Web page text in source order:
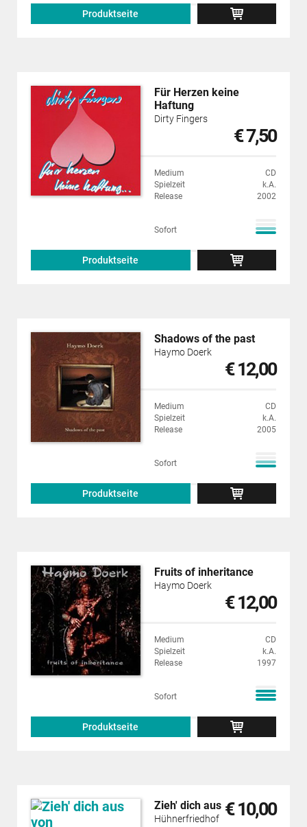
Produktseite
Für Herzen keine
Haftung
Dirty Fingers
€ 7,50
Medium
CD
Spielzeit
k.A.
Release
2002
Sofort
Produktseite
Shadows of the past
Haymo Doerk
€ 12,00
Medium
CD
Spielzeit
k.A.
Release
2005
Sofort
Produktseite
Fruits of inheritance
Haymo Doerk
€ 12,00
Medium
CD
Spielzeit
k.A.
Release
1997
Sofort
Produktseite
Zieh' dich aus
Hühnerfriedhof € 10,00